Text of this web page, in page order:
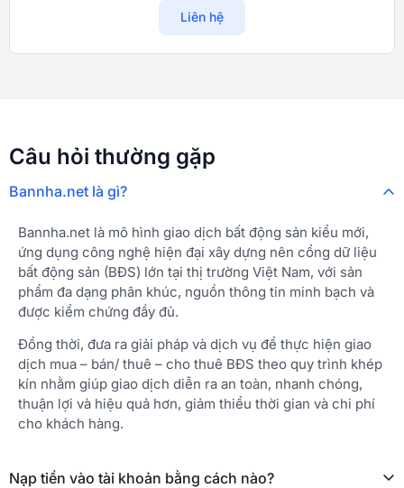
Liên hệ
Câu hỏi thường gặp
Bannha.net là gì?
Bannha.net là mô hình giao dịch bất động sản kiểu mới,
ứng dụng công nghệ hiện đại xây dựng nên cổng dữ liệu
bất động sản (BĐS) lớn tại thị trường Việt Nam, với sản
phẩm đa dạng phân khúc, nguồn thông tin minh bạch và
được kiểm chứng đầy đủ.
Đồng thời, đưa ra giải pháp và dịch vụ để thực hiện giao
dịch mua – bán/ thuê – cho thuê BĐS theo quy trình khép
kín nhằm giúp giao dịch diễn ra an toàn, nhanh chóng,
thuận lợi và hiệu quả hơn, giảm thiểu thời gian và chi phí
cho khách hàng.
Nạp tiền vào tài khoản bằng cách nào?